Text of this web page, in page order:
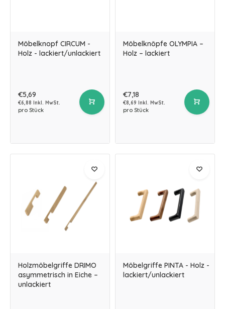
Möbelknopf CIRCUM -
Holz - lackiert/unlackiert
€5,69
€6,88 Inkl. MwSt.
pro Stück
Möbelknöpfe OLYMPIA –
Holz – lackiert
€7,18
€8,69 Inkl. MwSt.
pro Stück
Holzmöbelgriffe DRIMO
asymmetrisch in Eiche –
unlackiert
Möbelgriffe PINTA - Holz -
lackiert/unlackiert